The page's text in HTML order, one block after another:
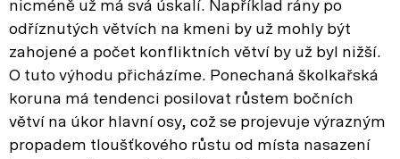
nicméně už má svá úskalí. Například rány po
odříznutých větvích na kmeni by už mohly být
zahojené a počet konfliktních větví by už byl nižší.
O tuto výhodu přicházíme. Ponechaná školkařská
koruna má tendenci posilovat růstem bočních
větví na úkor hlavní osy, což se projevuje výrazným
propadem tloušťkového růstu od místa nasazení